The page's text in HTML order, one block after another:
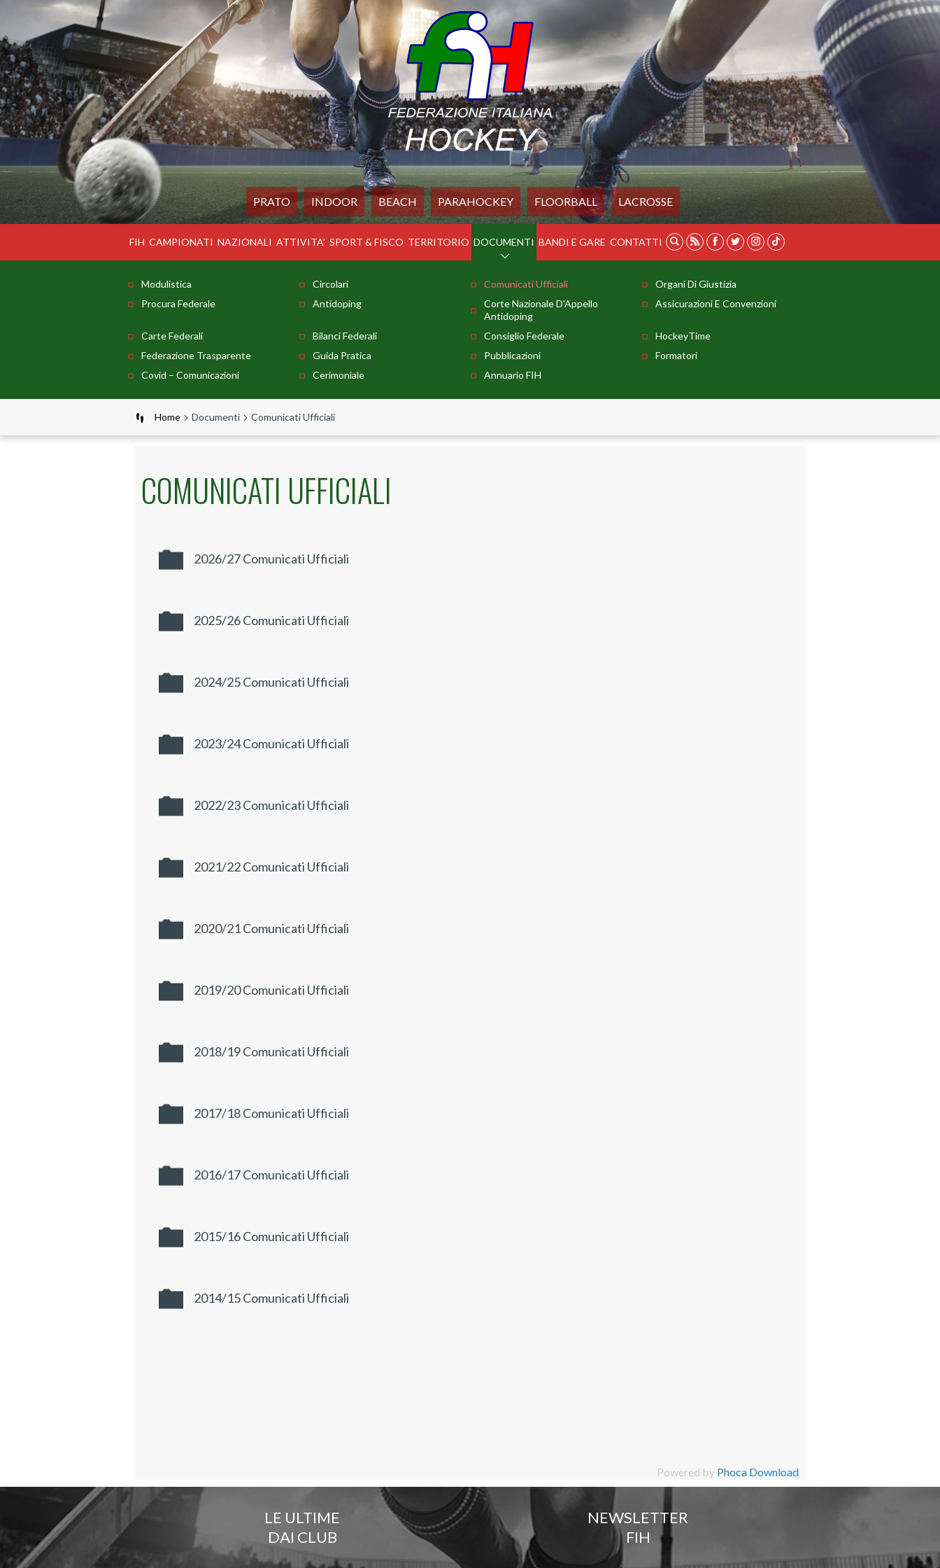
PRATO INDOOR BEACH PARAHOCKEY FLOORBALL LACROSSE
FIH CAMPIONATI NAZIONALI ATTIVITA' SPORT & FISCO TERRITORIO DOCUMENTI BANDI E GARE CONTATTI
Modulistica Circolari Comunicati Ufficiali
Organi Di Giustizia
Procura Federale
Antidoping
Corte Nazionale D'Appello
Antidoping
Assicurazioni E Convenzioni
Carte Federali Bilanci Federali Consiglio Federale
HockeyTime
Federazione Trasparente
Guida Pratica Pubblicazioni
Formatori
Covid – Comunicazioni
Cerimoniale Annuario FIH
Home Documenti Comunicati Ufficiali
COMUNICATI UFFICIALI
2026/27 Comunicati Ufficiali
2025/26 Comunicati Ufficiali
2024/25 Comunicati Ufficiali
2023/24 Comunicati Ufficiali
2022/23 Comunicati Ufficiali
2021/22 Comunicati Ufficiali
2020/21 Comunicati Ufficiali
2019/20 Comunicati Ufficiali
2018/19 Comunicati Ufficiali
2017/18 Comunicati Ufficiali
2016/17 Comunicati Ufficiali
2015/16 Comunicati Ufficiali
2014/15 Comunicati Ufficiali
Powered by Phoca Download
LE ULTIME
DAI CLUB
NEWSLETTER
FIH